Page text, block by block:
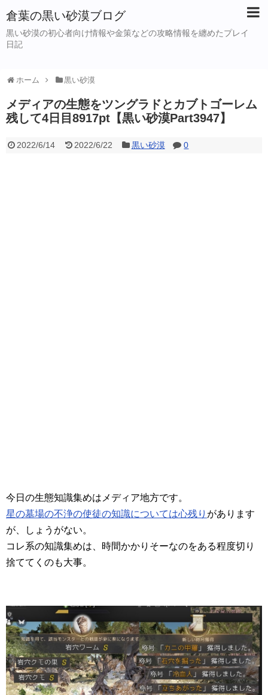
倉葉の黒い砂漠ブログ
黒い砂漠の初心者向け情報や金策などの攻略情報を纏めたプレイ
日記
ホーム 黒い砂漠
メディアの生態をツングラドとカブトゴーレム
残して4日目8917pt【黒い砂漠Part3947】
2022/6/14 2022/6/22 黒い砂漠 0
今日の生態知識集めはメディア地方です。
星の墓場の不浄の使徒の知識については心残り があります
が、しょうがない。
コレ系の知識集めは、時間かかりそーなのをある程度切り
捨ててくのも大事。